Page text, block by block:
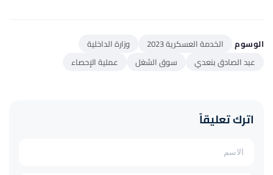
الوسوم الخدمة العسكرية 2023
وزارة الداخلية
عبد الصادق بنعدي
سوق الشغل عملية الإحصاء
اترك تعليقاً